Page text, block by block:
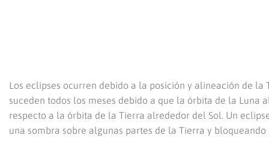
Los eclipses ocurren debido a la posición y alineación de
suceden todos los meses debido a que la órbita de la
respecto a la órbita de la Tierra alrededor del Sol. Un
una sombra sobre algunas partes de la Tierra y